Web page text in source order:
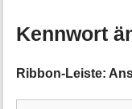
Kennwort
Ribbon-Leiste: